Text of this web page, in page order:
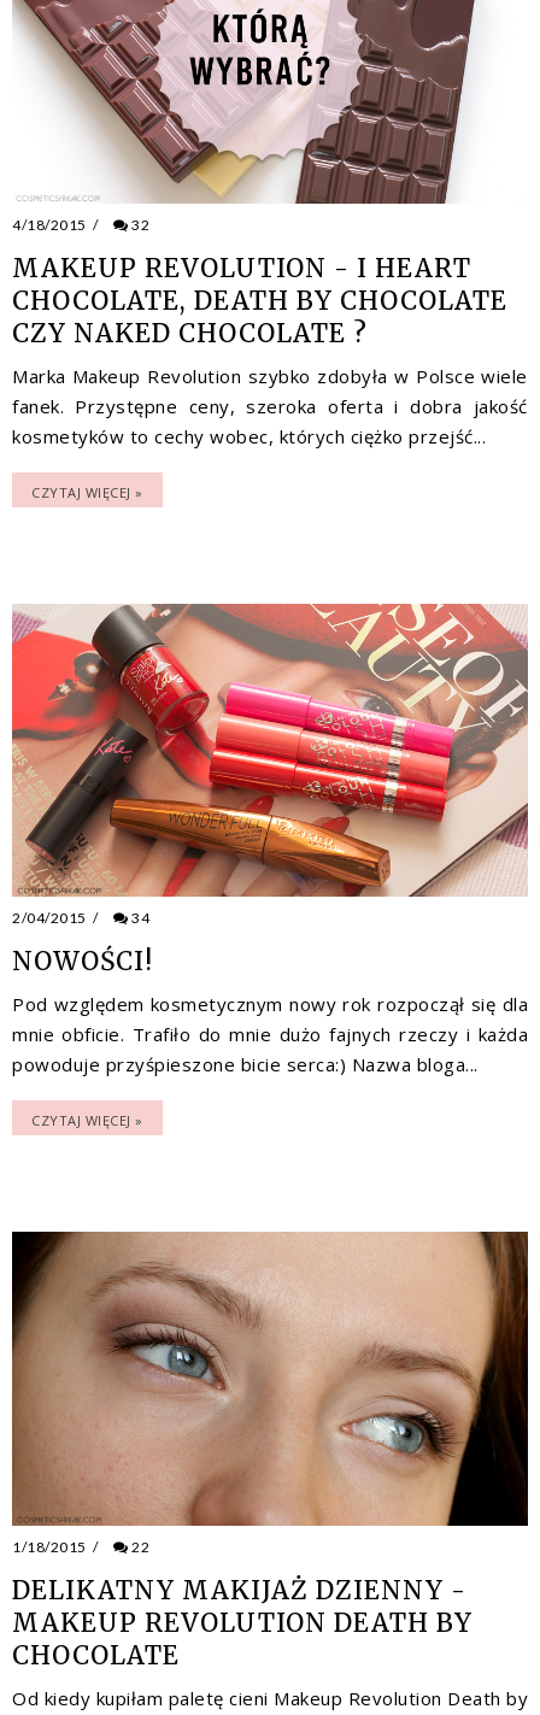
4/18/2015 / 32
MAKEUP REVOLUTION - I HEART
CHOCOLATE, DEATH BY CHOCOLATE
CZY NAKED CHOCOLATE ?
Marka Makeup Revolution szybko zdobyła w Polsce wiele
fanek. Przystępne ceny, szeroka oferta i dobra jakość
kosmetyków to cechy wobec, których ciężko przejść...
CZYTAJ WIĘCEJ »
2/04/2015 / 34
NOWOŚCI!
Pod względem kosmetycznym nowy rok rozpoczął się dla
mnie obficie. Trafiło do mnie dużo fajnych rzeczy i każda
powoduje przyśpieszone bicie serca:) Nazwa bloga...
CZYTAJ WIĘCEJ »
1/18/2015 / 22
DELIKATNY MAKIJAŻ DZIENNY -
MAKEUP REVOLUTION DEATH BY
CHOCOLATE
Od kiedy kupiłam paletę cieni Makeup Revolution Death by